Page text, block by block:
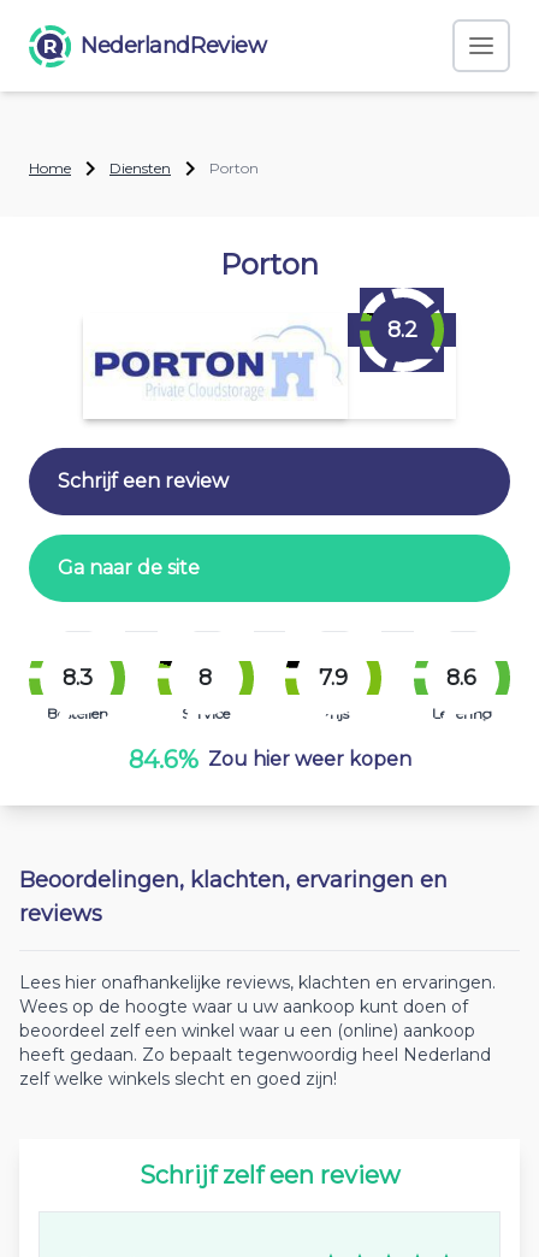
NederlandReview
Home Diensten Porton
Porton
8.2
Schrijf een review
Ga naar de site
8.3
Bestellen
8
Service
7.9
Prijs
8.6
Levering
84.6% Zou hier weer kopen
Beoordelingen, klachten, ervaringen en
reviews
Lees hier onafhankelijke reviews, klachten en ervaringen.
Wees op de hoogte waar u uw aankoop kunt doen of
beoordeel zelf een winkel waar u een (online) aankoop
heeft gedaan. Zo bepaalt tegenwoordig heel Nederland
zelf welke winkels slecht en goed zijn!
Schrijf zelf een review